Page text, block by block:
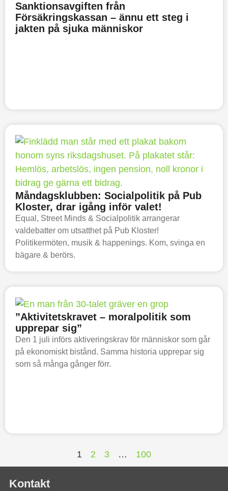
Sanktionsavgiften från
Försäkringskassan – ännu ett steg i
jakten på sjuka människor
Måndagsklubben: Socialpolitik på Pub
Kloster, drar igång inför valet!
Equal, Street Minds & Socialpolitik arrangerar
valdebatter om utsatthet på Pub Kloster!
Politikermöten, musik & happenings. Kom, svinga en
bägare & berörs.
”Aktivitetskravet – moralpolitik som
upprepar sig”
Den 1 juli införs aktiveringskrav för människor som går
på ekonomiskt bistånd. Samma historia upprepar sig
som så många gånger förr.
1 2 3 … 100
Kontakt